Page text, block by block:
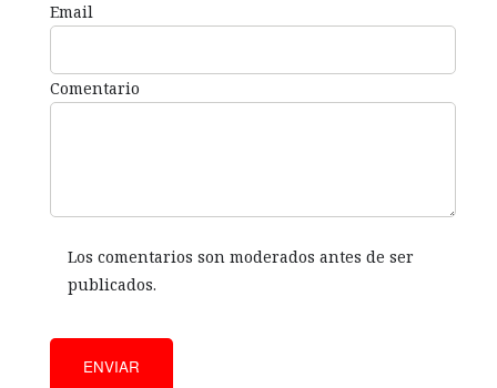
Email
Comentario
Los comentarios son moderados antes de ser
publicados.